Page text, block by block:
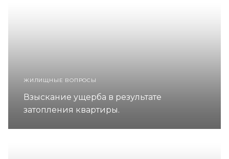
ЖИЛИЩНЫЕ ВОПРОСЫ
Взыскание ущерба в результате
затопления квартиры.